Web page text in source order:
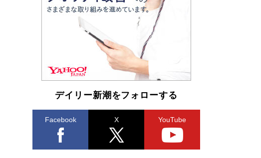
デイリー新潮をフォローする
Facebook X YouTube